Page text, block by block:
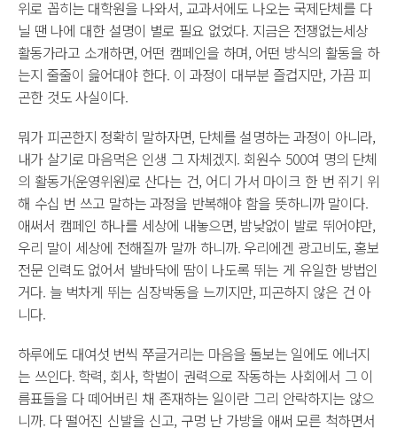
위로 꼽히는 대학원을 나와서, 교과서에도 나오는 국제단체를 다
닐 땐 나에 대한 설명이 별로 필요 없었다. 지금은 전쟁없는세상
활동가라고 소개하면, 어떤 캠페인을 하며, 어떤 방식의 활동을 하
는지 줄줄이 읊어대야 한다. 이 과정이 대부분 즐겁지만, 가끔 피
곤한 것도 사실이다.
뭐가 피곤한지 정확히 말하자면, 단체를 설명하는 과정이 아니라,
내가 살기로 마음먹은 인생 그 자체겠지. 회원수 500여 명의 단체
의 활동가(운영위원)로 산다는 건, 어디 가서 마이크 한 번 쥐기 위
해 수십 번 쓰고 말하는 과정을 반복해야 함을 뜻하니까 말이다.
애써서 캠페인 하나를 세상에 내놓으면, 밤낮없이 발로 뛰어야만,
우리 말이 세상에 전해질까 말까 하니까. 우리에겐 광고비도, 홍보
전문 인력도 없어서 발바닥에 땀이 나도록 뛰는 게 유일한 방법인
거다. 늘 벅차게 뛰는 심장박동을 느끼지만, 피곤하지 않은 건 아
니다.
하루에도 대여섯 번씩 쭈글거리는 마음을 돌보는 일에도 에너지
는 쓰인다. 학력, 회사, 학벌이 권력으로 작동하는 사회에서 그 이
름표들을 다 떼어버린 채 존재하는 일이란 그리 안락하지는 않으
니까. 다 떨어진 신발을 신고, 구멍 난 가방을 애써 모른 척하면서